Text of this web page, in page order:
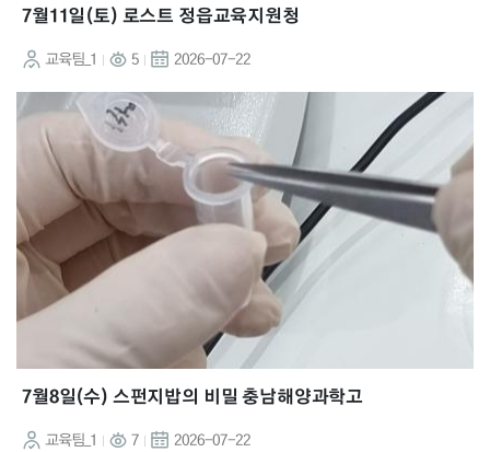
7월11일(토) 로스트 정읍교육지원청
교육팀_1 5 2026-07-22
7월8일(수) 스펀지밥의 비밀 충남해양과학고
교육팀_1 7 2026-07-22